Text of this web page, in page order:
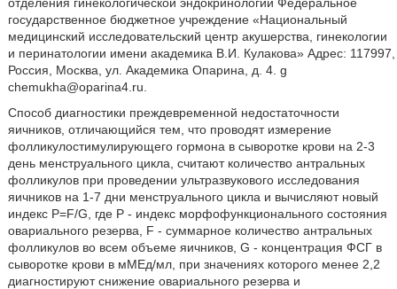
государственное бюджетное учреждение «Национальный
медицинский исследовательский центр акушерства, гинекологии
и перинатологии имени академика В.И. Кулакова» Адрес: 117997,
Россия, Москва, ул. Академика Опарина, д. 4. g
chemukha@oparina4.ru.
Способ диагностики преждевременной недостаточности
яичников, отличающийся тем, что проводят измерение
фолликулостимулирующего гормона в сыворотке крови на 2-3
день менструального цикла, считают количество антральных
фолликулов при проведении ультразвукового исследования
яичников на 1-7 дни менструального цикла и вычисляют новый
индекс P=F/G, где Р - индекс морфофункционального состояния
овариального резерва, F - суммарное количество антральных
фолликулов во всем объеме яичников, G - концентрация ФСГ в
сыворотке крови в мМЕд/мл, при значениях которого менее 2,2
диагностируют снижение овариального резерва и